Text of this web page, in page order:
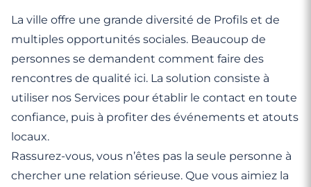
La ville offre une grande diversité de Profils et de
multiples opportunités sociales. Beaucoup de
personnes se demandent comment faire des
rencontres de qualité ici. La solution consiste à
utiliser nos Services pour établir le contact en toute
confiance, puis à profiter des événements et atouts
locaux.
Rassurez-vous, vous n’êtes pas la seule personne à
chercher une relation sérieuse. Que vous aimiez la